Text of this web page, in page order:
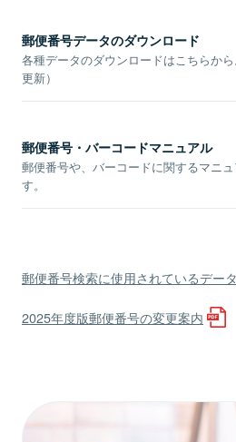
郵便番号データのダウンロード
各種データのダウンロードはこちらか
更新）
郵便番号・バーコードマニュアル
郵便番号や、バーコードに関するマニ
す。
郵便番号検索に使用されているデー
2025年度版郵便番号の変更案内